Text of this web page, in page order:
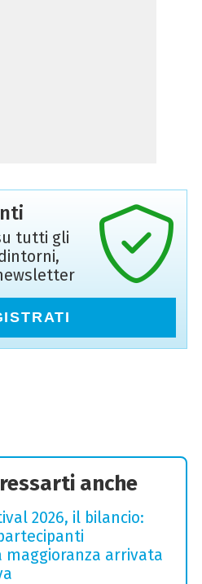
tutti gli
anche
2026, il bilancio:
maggioranza arrivata